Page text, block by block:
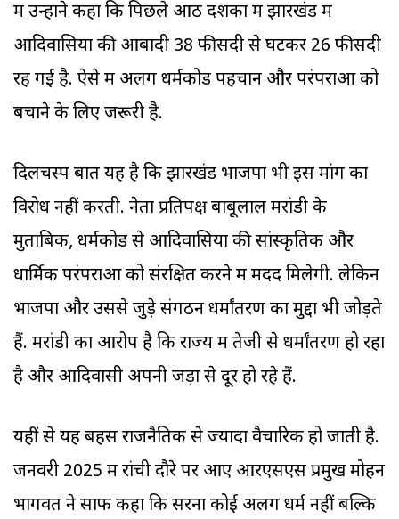
में उन्होंने कहा कि पिछले आठ दशकों में झारखंड में
आदिवासियों की आबादी 38 फीसदी से घटकर 26 फीसदी
रह गई है. ऐसे में अलग धर्मकोड पहचान और परंपराओं को
बचाने के लिए जरूरी है.
दिलचस्प बात यह है कि झारखंड भाजपा भी इस मांग का
विरोध नहीं करती. नेता प्रतिपक्ष बाबूलाल मरांडी के
मुताबिक, धर्मकोड से आदिवासियों की सांस्कृतिक और
धार्मिक परंपराओं को संरक्षित करने में मदद मिलेगी. लेकिन
भाजपा और उससे जुड़े संगठन धर्मांतरण का मुद्दा भी जोड़ते
हैं. मरांडी का आरोप है कि राज्य में तेजी से धर्मांतरण हो रहा
है और आदिवासी अपनी जड़ों से दूर हो रहे हैं.
यहीं से यह बहस राजनैतिक से ज्यादा वैचारिक हो जाती है.
जनवरी 2025 में रांची दौरे पर आए आरएसएस प्रमुख मोहन
भागवत ने साफ कहा कि सरना कोई अलग धर्म नहीं बल्कि